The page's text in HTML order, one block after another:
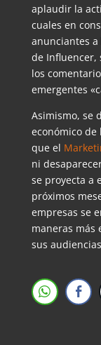
aplaudir la
cuales en
anunciantes
de Influencer,
los
emergentes
Asimismo, se
económico
que el
ni
se proyecta a
próximos
empresas se
maneras más
sus